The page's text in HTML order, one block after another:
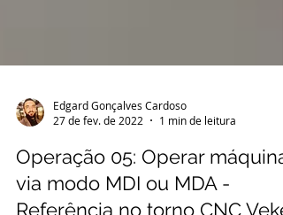
Edgard Gonçalves Cardoso
27 de fev. de 2022
1 min de leitura
Operação 05: Operar máquina